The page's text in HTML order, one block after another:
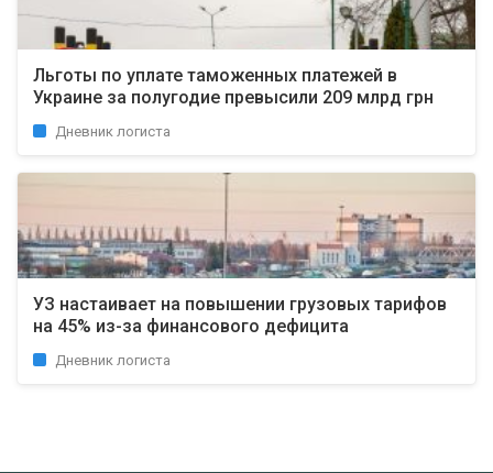
Льготы по уплате таможенных платежей в
Украине за полугодие превысили 209 млрд грн
Дневник логиста
УЗ настаивает на повышении грузовых тарифов
на 45% из-за финансового дефицита
Дневник логиста